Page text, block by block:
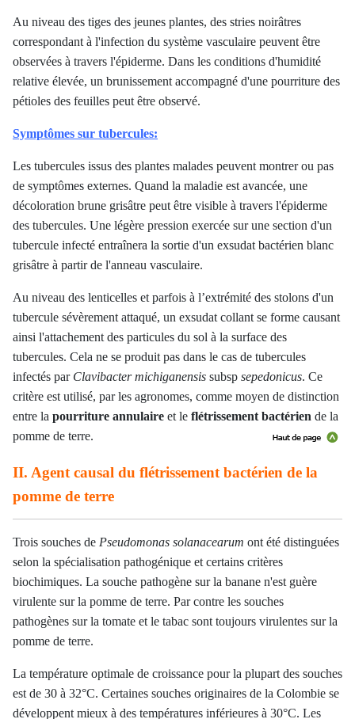
Au niveau des tiges des jeunes plantes, des stries noirâtres
correspondant à l'infection du système vasculaire peuvent être
observées à travers l'épiderme. Dans les conditions d'humidité
relative élevée, un brunissement accompagné d'une pourriture des
pétioles des feuilles peut être observé.
Symptômes sur tubercules:
Les tubercules issus des plantes malades peuvent montrer ou pas
de symptômes externes. Quand la maladie est avancée, une
décoloration brune grisâtre peut être visible à travers l'épiderme
des tubercules. Une légère pression exercée sur une section d'un
tubercule infecté entraînera la sortie d'un exsudat bactérien blanc
grisâtre à partir de l'anneau vasculaire.
Au niveau des lenticelles et parfois à l’extrémité des stolons d'un
tubercule sévèrement attaqué, un exsudat collant se forme causant
ainsi l'attachement des particules du sol à la surface des
tubercules. Cela ne se produit pas dans le cas de tubercules
infectés par Clavibacter michiganensis subsp sepedonicus. Ce
critère est utilisé, par les agronomes, comme moyen de distinction
entre la pourriture annulaire et le flétrissement bactérien de la
pomme de terre.
II. Agent causal du flétrissement bactérien de la
pomme de terre
Trois souches de Pseudomonas solanacearum ont été distinguées
selon la spécialisation pathogénique et certains critères
biochimiques. La souche pathogène sur la banane n'est guère
virulente sur la pomme de terre. Par contre les souches
pathogènes sur la tomate et le tabac sont toujours virulentes sur la
pomme de terre.
La température optimale de croissance pour la plupart des souches
est de 30 à 32°C. Certaines souches originaires de la Colombie se
développent mieux à des températures inférieures à 30°C. Les